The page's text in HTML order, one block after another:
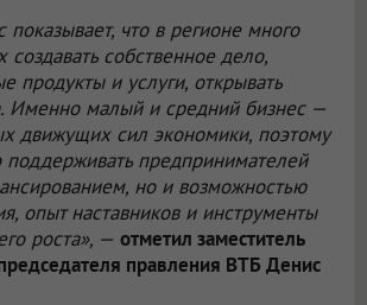
показывает, что в регионе много
создавать собственное дело,
продукты и услуги, открывать
Именно малый и средний бизнес —
движущих сил экономики, поэтому
предпринимателей
но и возможностью
опыт наставников и инструменты
роста», — отметил заместитель
правления ВТБ Денис